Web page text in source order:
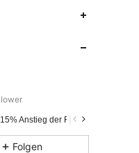
15% Anstieg der Follower
Folgen